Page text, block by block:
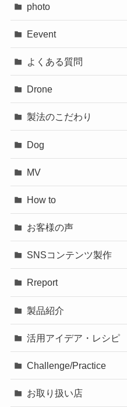
photo
Eevent
よくある質問
Drone
製法のこだわり
Dog
MV
How to
お客様の声
SNSコンテンツ製作
Rreport
製品紹介
活用アイデア・レシピ
Challenge/Practice
お取り扱い店